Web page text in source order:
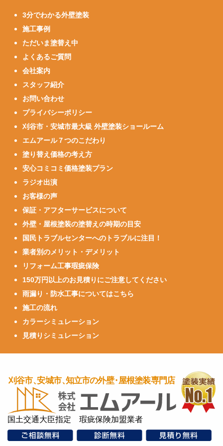
3分でわかる外壁塗装
施工事例
ただいま塗替え中
よくあるご質問
会社案内
スタッフ紹介
お問い合わせ
プライバシーポリシー
刈谷市・安城市最大級 外壁塗装ショールーム
エムアール７つのこだわり
塗り替え価格の考え方
安心コミコミ価格塗装プラン
ラジオ出演
お客様の声
保証・アフターサービスについて
外壁・屋根塗装の塗替えの時期の目安
国民トラブルセンターへのトラブルに注目！
業者別のメリット・デメリット
リフォーム工事瑕疵保険
150万円以上のお見積りにご注意してください
雨漏り・防水工事についてはこちら
施工の流れ
カラーシミュレーション
見積りシミュレーション
国土交通大臣指定 瑕疵保険加盟業者